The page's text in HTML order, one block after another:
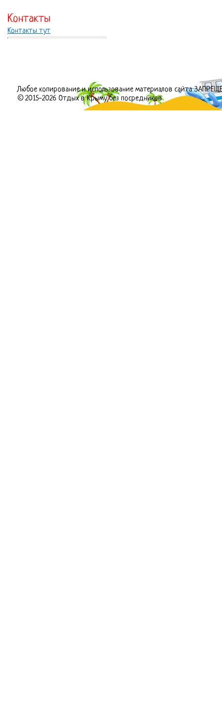
Контакты
Контакты тут
Любое копирование и использование материалов сайта
© 2015-2026 Отдых в Крыму без посредников